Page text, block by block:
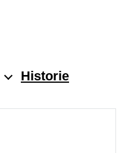
Historie